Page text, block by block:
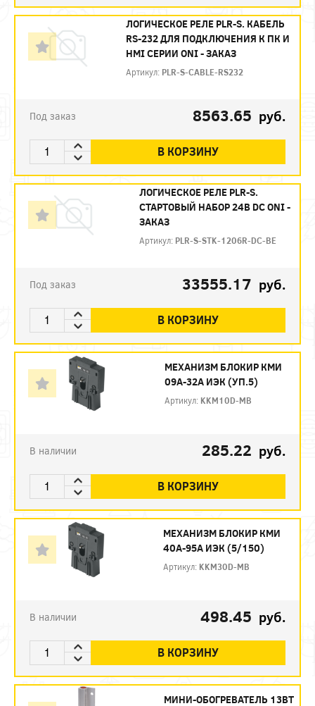
ЛОГИЧЕСКОЕ РЕЛЕ PLR-S. КАБЕЛЬ
RS-232 ДЛЯ ПОДКЛЮЧЕНИЯ К ПК И
HMI СЕРИИ ONI - ЗАКАЗ
Артикул: PLR-S-CABLE-RS232
Под заказ 8563.65 руб.
В КОРЗИНУ
ЛОГИЧЕСКОЕ РЕЛЕ PLR-S.
СТАРТОВЫЙ НАБОР 24В DC ONI -
ЗАКАЗ
Артикул: PLR-S-STK-1206R-DC-BE
Под заказ 33555.17 руб.
В КОРЗИНУ
МЕХАНИЗМ БЛОКИР КМИ
09А-32А ИЭК (УП.5)
Артикул: KKM10D-MB
В наличии 285.22 руб.
В КОРЗИНУ
МЕХАНИЗМ БЛОКИР КМИ
40А-95А ИЭК (5/150)
Артикул: KKM30D-MB
В наличии 498.45 руб.
В КОРЗИНУ
МИНИ-ОБОГРЕВАТЕЛЬ 13ВТ